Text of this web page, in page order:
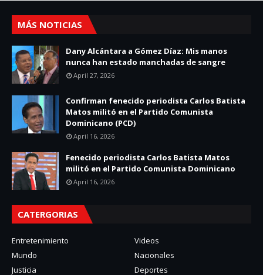
MÁS NOTICIAS
Dany Alcántara a Gómez Díaz: Mis manos
nunca han estado manchadas de sangre
April 27, 2026
Confirman fenecido periodista Carlos Batista
Matos militó en el Partido Comunista
Dominicano (PCD)
April 16, 2026
Fenecido periodista Carlos Batista Matos
militó en el Partido Comunista Dominicano
April 16, 2026
CATERGORIAS
Entretenimiento
Videos
Mundo
Nacionales
Justicia
Deportes